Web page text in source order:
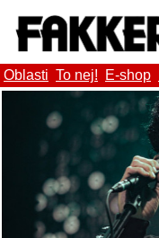
Oblasti To nej! E-shop